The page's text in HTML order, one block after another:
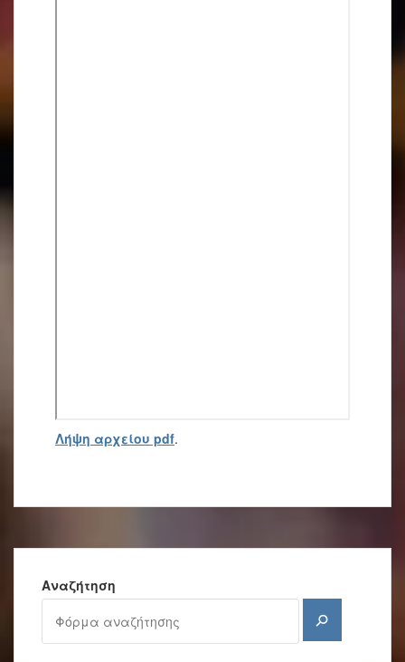
Λήψη αρχείου pdf.
Αναζήτηση
Αναζήτηση